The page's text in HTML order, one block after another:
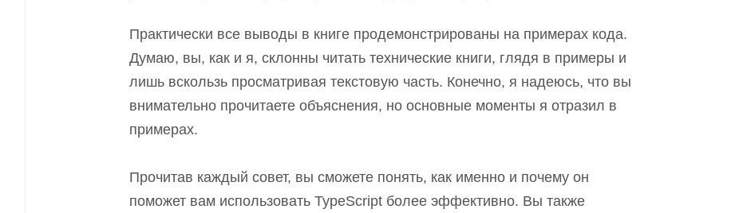
Практически все выводы в книге продемонстрированы на примерах кода.
Думаю, вы, как и я, склонны читать технические книги, глядя в примеры и
лишь вскользь просматривая текстовую часть. Конечно, я надеюсь, что вы
внимательно прочитаете объяснения, но основные моменты я отразил в
примерах.
Прочитав каждый совет, вы сможете понять, как именно и почему он
поможет вам использовать TypeScript более эффективно. Вы также